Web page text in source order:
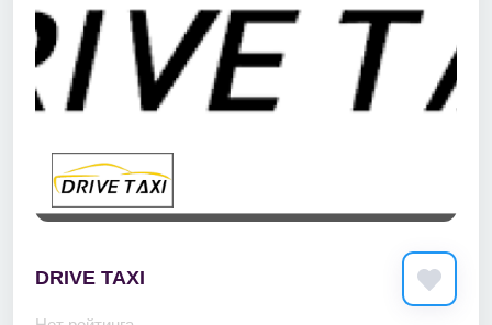
DRIVE TAXI